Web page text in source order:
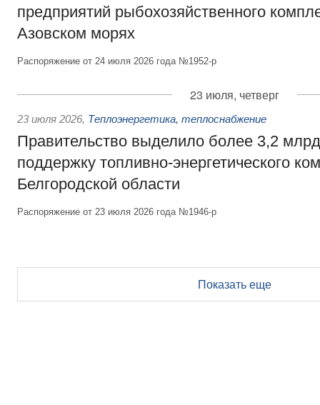
предприятий рыбохозяйственного
Азовском морях
Распоряжение от 24 июля 2026 года №1952-р
23 июля, четверг
23 июля 2026, Теплоэнергетика, теплоснабжение
Правительство выделило более 3,2
поддержку топливно-энергетического
Белгородской области
Распоряжение от 23 июля 2026 года №1946-р
Показать еще